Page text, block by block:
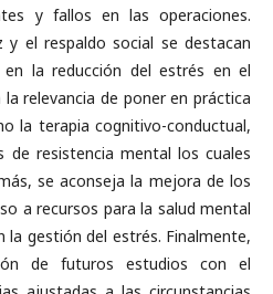
y fallos en las operaciones.
y el respaldo social se destacan
la reducción del estrés en el
relevancia de poner en práctica
la terapia cognitivo-conductual,
de resistencia mental los cuales
se aconseja la mejora de los
a recursos para la salud mental
gestión del estrés. Finalmente,
de futuros estudios con el